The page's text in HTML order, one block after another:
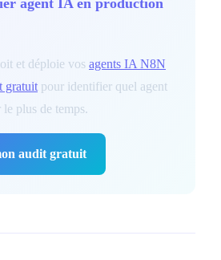
agent IA en production
et déploie vos agents IA N8N
gratuit pour identifier quel agent
plus de temps.
audit gratuit